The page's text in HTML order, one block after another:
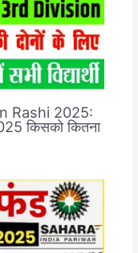
Rashi 2025:
किसको कितना